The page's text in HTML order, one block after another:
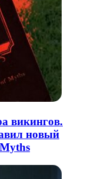
викингов.
новый